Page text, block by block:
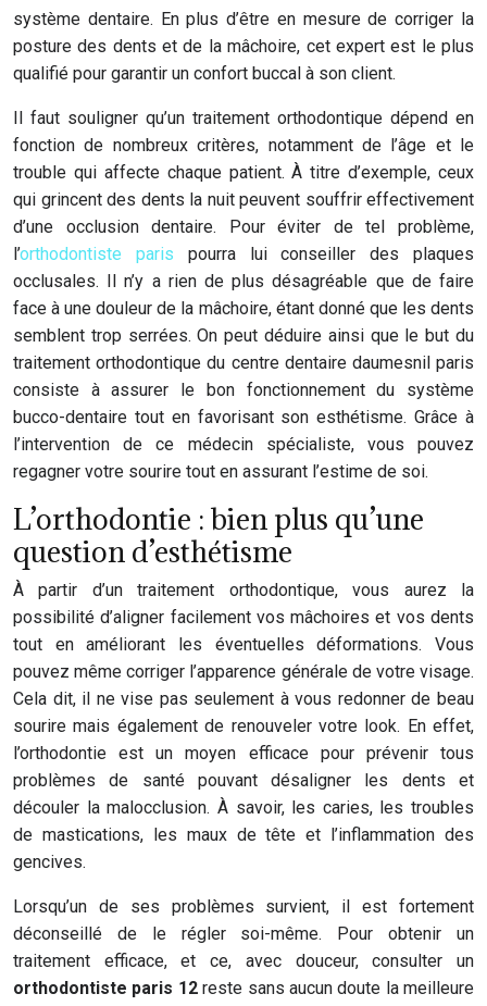
système dentaire. En plus d’être en mesure de corriger la
posture des dents et de la mâchoire, cet expert est le plus
qualifié pour garantir un confort buccal à son client.
Il faut souligner qu’un traitement orthodontique dépend en
fonction de nombreux critères, notamment de l’âge et le
trouble qui affecte chaque patient. À titre d’exemple, ceux
qui grincent des dents la nuit peuvent souffrir effectivement
d’une occlusion dentaire. Pour éviter de tel problème,
l’orthodontiste paris pourra lui conseiller des plaques
occlusales. Il n’y a rien de plus désagréable que de faire
face à une douleur de la mâchoire, étant donné que les dents
semblent trop serrées. On peut déduire ainsi que le but du
traitement orthodontique du centre dentaire daumesnil paris
consiste à assurer le bon fonctionnement du système
bucco-dentaire tout en favorisant son esthétisme. Grâce à
l’intervention de ce médecin spécialiste, vous pouvez
regagner votre sourire tout en assurant l’estime de soi.
L’orthodontie : bien plus qu’une
question d’esthétisme
À partir d’un traitement orthodontique, vous aurez la
possibilité d’aligner facilement vos mâchoires et vos dents
tout en améliorant les éventuelles déformations. Vous
pouvez même corriger l’apparence générale de votre visage.
Cela dit, il ne vise pas seulement à vous redonner de beau
sourire mais également de renouveler votre look. En effet,
l’orthodontie est un moyen efficace pour prévenir tous
problèmes de santé pouvant désaligner les dents et
découler la malocclusion. À savoir, les caries, les troubles
de mastications, les maux de tête et l’inflammation des
gencives.
Lorsqu’un de ses problèmes survient, il est fortement
déconseillé de le régler soi-même. Pour obtenir un
traitement efficace, et ce, avec douceur, consulter un
orthodontiste paris 12reste sans aucun doute la meilleure